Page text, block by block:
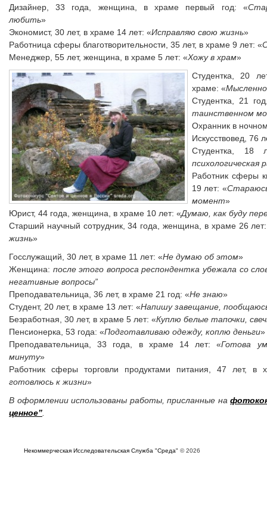
Дизайнер, 33 года, женщина, в храме первый год: «
любить»
Экономист, 30 лет, в храме 14 лет: «Исправляю свою жизнь»
Работница сферы благотворительности, 35 лет, в храме 9 лет: «
Менеджер, 55 лет, женщина, в храме 5 лет: «Хожу в храм»
Студентка, 20
храме: «Мысленно
Студентка, 21
таинственном
Охранник в
Искусствовед, 76
Студентка,
психологическая
Работник сферы
19 лет: «
момент»
Юрист, 44 года, женщина, в храме 10 лет: «Думаю, как буду
Старший научный сотрудник, 34 года, женщина, в храме 26
жизнь»
Госслужащий, 30 лет, в храме 11 лет: «Не думаю об этом»
Женщина: после этого вопроса респондентка убежала со
негативные вопросы”
Преподавательница, 36 лет, в храме 21 год: «Не знаю»
Студент, 20 лет, в храме 13 лет: «Напишу завещание,
Безработная, 30 лет, в храме 5 лет: «Куплю белые тапочки,
Пенсионерка, 53 года: «Подготавливаю одежду, коплю деньги»
Преподавательница, 33 года, в храме 14 лет: «Готова
минуту»
Работник сферы торговли продуктами питания, 47 лет,
готовлюсь к жизни»
В оформлении использованы работы, присланные на
ценное”
Некоммерческая Исследовательская Служба "Среда" © 2026